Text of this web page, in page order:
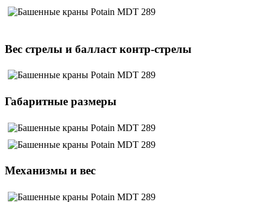
Вес стрелы и балласт контр-стрелы
Габаритные размеры
Механизмы и вес